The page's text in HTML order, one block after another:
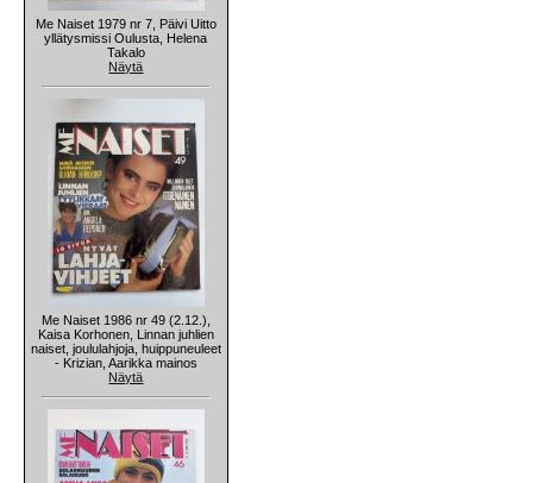
Me Naiset 1979 nr 7, Päivi Uitto
yllätysmissi Oulusta, Helena
Takalo
Näytä
Me Naiset 1986 nr 49 (2.12.),
Kaisa Korhonen, Linnan juhlien
naiset, joululahjoja, huippuneuleet
- Krizian, Aarikka mainos
Näytä